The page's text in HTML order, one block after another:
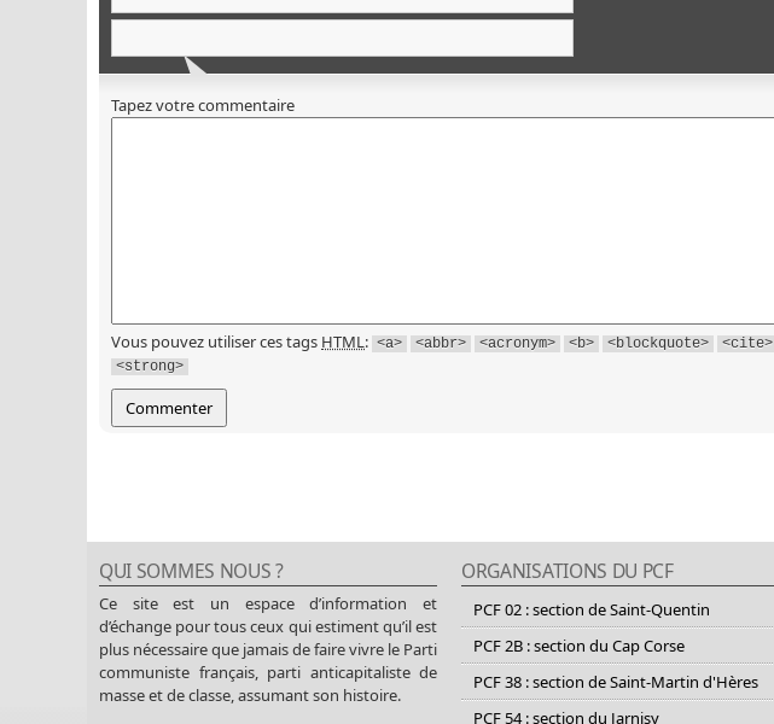
Tapez votre commentaire
Vous pouvez utiliser ces tags HTML: <a> <abbr> <acronym> <b> <blockquote> <cite>
<strong>
QUI SOMMES NOUS ?
Ce site est un espace d’information et
d’échange pour tous ceux qui estiment qu’il est
plus nécessaire que jamais de faire vivre le Parti
communiste français, parti anticapitaliste de
masse et de classe, assumant son histoire.
ORGANISATIONS DU PCF
PCF 02 : section de Saint-Quentin
PCF 2B : section du Cap Corse
PCF 38 : section de Saint-Martin d'Hères
PCF 54 : section du Jarnisy